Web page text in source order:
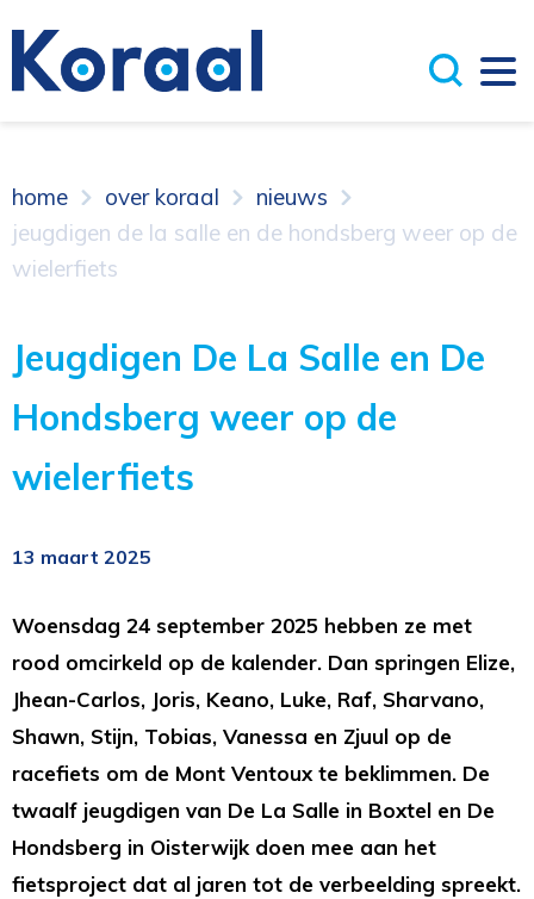
home over koraal
nieuws
jeugdigen de la salle en de hondsberg weer op de
wielerfiets
Jeugdigen De La Salle en De
Hondsberg weer op de
wielerfiets
13 maart 2025
Woensdag 24 september 2025 hebben ze met
rood omcirkeld op de kalender. Dan springen Elize,
Jhean-Carlos, Joris, Keano, Luke, Raf, Sharvano,
Shawn, Stijn, Tobias, Vanessa en Zjuul op de
racefiets om de Mont Ventoux te beklimmen. De
twaalf jeugdigen van De La Salle in Boxtel en De
Hondsberg in Oisterwijk doen mee aan het
fietsproject dat al jaren tot de verbeelding spreekt.